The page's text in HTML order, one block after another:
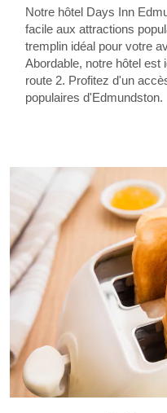
Notre hôtel Days Inn
facile aux attractions
tremplin idéal pour votre
Abordable, notre hôtel est
route 2. Profitez d'un
populaires d'Edmundston.